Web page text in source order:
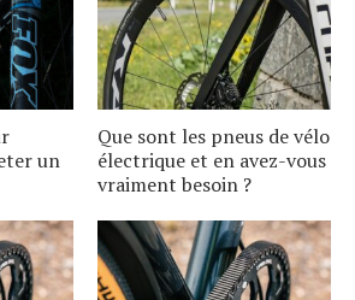
un
Que sont les pneus de vélo
électrique et en avez-vous
vraiment besoin ?